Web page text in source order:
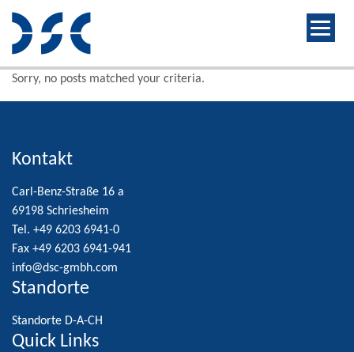
Sorry, no posts matched your criteria.
Kontakt
Carl-Benz-Straße 16 a
69198 Schriesheim
Tel. +49 6203 6941-0
Fax +49 6203 6941-941
info@dsc-gmbh.com
Standorte
Standorte D-A-CH
Quick Links